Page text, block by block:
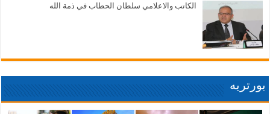
الكاتب والاعلامي سلطان الحطاب في ذمة الله
بورتريه